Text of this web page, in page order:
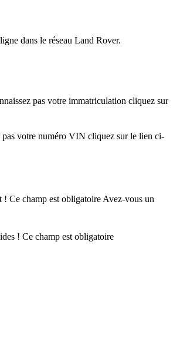
dans le réseau Land Rover.
pas votre immatriculation cliquez sur
pas votre numéro VIN cliquez sur le lien ci-
! Ce champ est obligatoire Avez-vous un
! Ce champ est obligatoire